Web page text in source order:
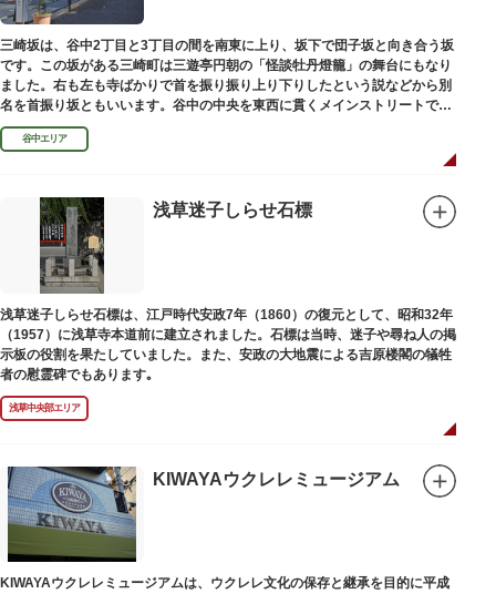
三崎坂は、谷中2丁目と3丁目の間を南東に上り、坂下で団子坂と向き合う坂
です。この坂がある三崎町は三遊亭円朝の「怪談牡丹燈籠」の舞台にもなり
ました。右も左も寺ばかりで首を振り振り上り下りしたという説などから別
名を首振り坂ともいいます。谷中の中央を東西に貫くメインストリートで
す。
谷中エリア
浅草迷子しらせ石標
浅草迷子しらせ石標は、江戸時代安政7年（1860）の復元として、昭和32年
（1957）に浅草寺本道前に建立されました。石標は当時、迷子や尋ね人の掲
示板の役割を果たしていました。また、安政の大地震による吉原楼閣の犠牲
者の慰霊碑でもあります｡
浅草中央部エリア
KIWAYAウクレレミュージアム
KIWAYAウクレレミュージアムは、ウクレレ文化の保存と継承を目的に平成